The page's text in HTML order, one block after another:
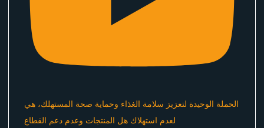
الحملة الوحيدة لتعزيز سلامة الغذاء وحماية صحة المستهلك، هي
لعدم استهلاك هل المنتجات وعدم دعم القطاع